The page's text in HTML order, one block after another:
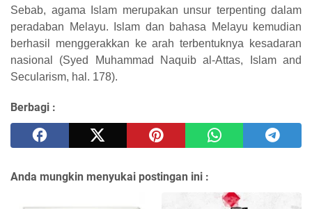
Sebab, agama Islam merupakan unsur terpenting dalam
peradaban Melayu. Islam dan bahasa Melayu kemudian
berhasil menggerakkan ke arah terbentuknya kesadaran
nasional (Syed Muhammad Naquib al-Attas, Islam and
Secularism, hal. 178).
Berbagi :
Anda mungkin menyukai postingan ini :